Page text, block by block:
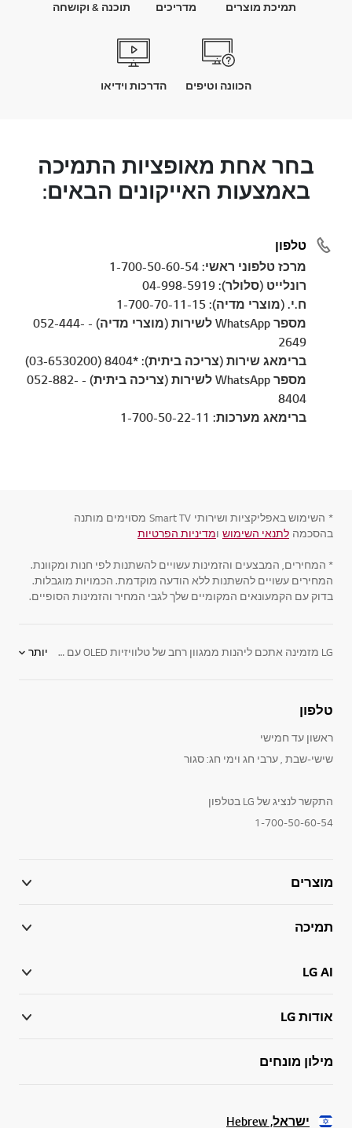
תמיכת מוצרים מדריכים תוכנה & וקושחה
הכוונה וטיפים הדרכות וידיאו
בחר אחת מאופציות התמיכה
באמצעות האייקונים הבאים:
טלפון
מרכז טלפוני ראשי: 1-700-50-60-54
רונלייט (סלולר): 04-998-5919
ח.י. (מוצרי מדיה): 1-700-70-11-15
מספר WhatsApp לשירות (מוצרי מדיה) - 052-444-
2649
ברימאג שירות (צריכה ביתית): *8404 (03-6530200)
מספר WhatsApp לשירות (צריכה ביתית) - 052-882-
8404
ברימאג מערכות: 1-700-50-22-11
* השימוש באפליקציות ושירותי Smart TV מסוימים מותנה
בהסכמה לתנאי השימוש ומדיניות הפרטיות
* המחירים, המבצעים והזמינות עשויים להשתנות לפי חנות ומקוונת.
המחירים עשויים להשתנות ללא הודעה מוקדמת. הכמויות מוגבלות.
בדוק עם הקמעונאים המקומיים שלך לגבי המחיר והזמינות הסופיים.
LG מזמינה אתכם ליהנות ממגוון רחב של טלוויזיות OLED עם הטכנולוגיה המתקדמת בעולם, המציגה תמונה איכותית - הכי קרובה ביותר למציאות, וזאת לצד קשת רחבה של צבעים ותצוגת שחור עמוק במיוחד. טלוויזיות ULTRA HD 4K הן ברזולוציית 4K המספקות פי ארבע מרזולוציית מסכי FULL HD
יותר
טלפון
ראשון עד חמישי
שישי-שבת , ערבי חג וימי חג: סגור
התקשר לנציג של LG בטלפון
1-700-50-60-54
מוצרים
תמיכה
LG AI
אודות LG
מילון מונחים
ישראל, Hebrew